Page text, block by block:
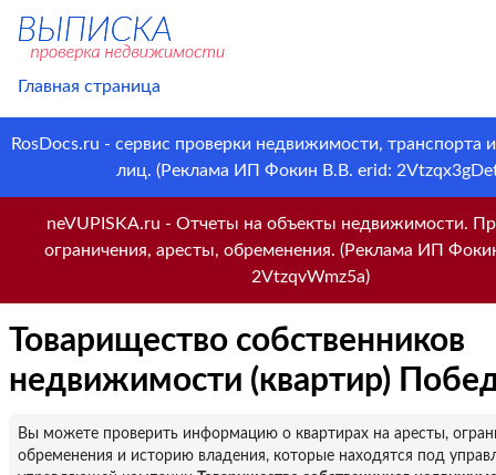
Главная страница
RosDocs.ru - сервис проверки недвижимости, транспорта
лиц. (Реклама ИП Фокин В.В. erid:
neVUPISKA.ru - Отчеты на объекты недвижимости.
ограничения, аресты, обременения. (Реклама ИП
2VtzqvWmz5a)
Товарищество собственников
недвижимости (квартир)
Вы можете проверить информацию о квартирах на аресты,
обременения и историю владения, которые находятся под